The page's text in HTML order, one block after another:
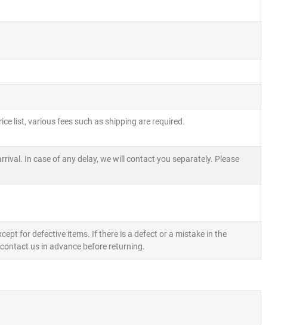
list, various fees such as shipping are required.
In case of any delay, we will contact you separately. Please
for defective items. If there is a defect or a mistake in the
us in advance before returning.